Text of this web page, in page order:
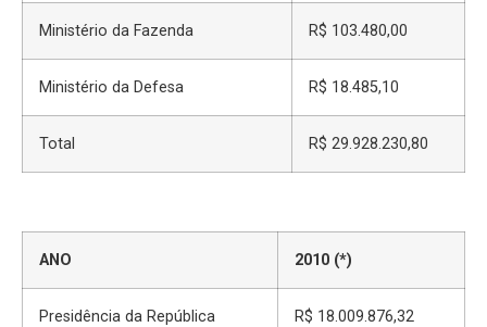
Ministério da Fazenda R$ 103.480,00
Ministério da Defesa R$ 18.485,10
Total R$ 29.928.230,80
ANO 2010 (*)
Presidência da República R$ 18.009.876,32